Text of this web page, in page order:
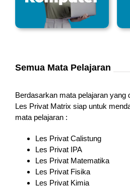
Semua Mata Pelajaran
Berdasarkan mata pelajaran yang
Les Privat Matrix siap untuk
mata pelajaran :
Les Privat Calistung
Les Privat IPA
Les Privat Matematika
Les Privat Fisika
Les Privat Kimia